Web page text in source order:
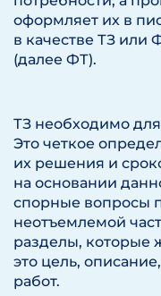
оформляет их в
в качестве ТЗ или
(далее ФТ).
ТЗ необходимо
Это четкое
их решения и
на основании
спорные вопросы
неотъемлемой
разделы, которые
это цель,
работ.